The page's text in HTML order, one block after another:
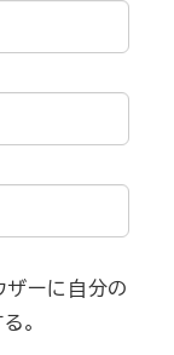
ザーに自分の
。